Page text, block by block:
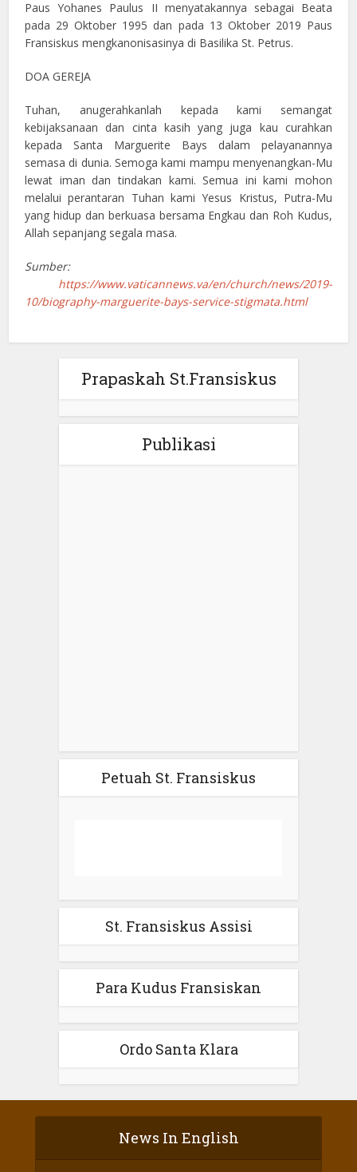
Paus Yohanes Paulus II menyatakannya sebagai Beata
pada 29 Oktober 1995 dan pada 13 Oktober 2019 Paus
Fransiskus mengkanonisasinya di Basilika St. Petrus.
DOA GEREJA
Tuhan, anugerahkanlah kepada kami semangat
kebijaksanaan dan cinta kasih yang juga kau curahkan
kepada Santa Marguerite Bays dalam pelayanannya
semasa di dunia. Semoga kami mampu menyenangkan-Mu
lewat iman dan tindakan kami. Semua ini kami mohon
melalui perantaran Tuhan kami Yesus Kristus, Putra-Mu
yang hidup dan berkuasa bersama Engkau dan Roh Kudus,
Allah sepanjang segala masa.
Sumber:
https://www.vaticannews.va/en/church/news/2019-
10/biography-marguerite-bays-service-stigmata.html
Prapaskah St.Fransiskus
Publikasi
Petuah St. Fransiskus
St. Fransiskus Assisi
Para Kudus Fransiskan
Ordo Santa Klara
News In English